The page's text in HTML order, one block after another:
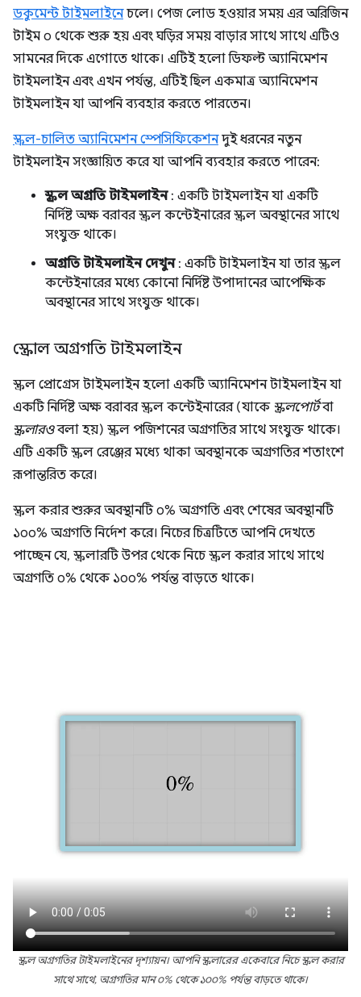
ডকুমেন্ট টাইমলাইনেচলে। পেজ লোড হওয়ার সময় এর অরিজিন
টাইম ০ থেকে শুরু হয় এবং ঘড়ির সময় বাড়ার সাথে সাথে এটিও
সামনের দিকে এগোতে থাকে। এটিই হলো ডিফল্ট অ্যানিমেশন
টাইমলাইন এবং এখন পর্যন্ত, এটিই ছিল একমাত্র অ্যানিমেশন
টাইমলাইন যা আপনি ব্যবহার করতে পারতেন।
স্ক্রল-চালিত অ্যানিমেশন স্পেসিফিকেশনদুই ধরনের নতুন
টাইমলাইন সংজ্ঞায়িত করে যা আপনি ব্যবহার করতে পারেন:
স্ক্রল অগ্রগতি টাইমলাইন: একটি টাইমলাইন যা একটি
নির্দিষ্ট অক্ষ বরাবর স্ক্রল কন্টেইনারের স্ক্রল অবস্থানের সাথে
সংযুক্ত থাকে।
অগ্রগতি টাইমলাইন দেখুন: একটি টাইমলাইন যা তার স্ক্রল
কন্টেইনারের মধ্যে কোনো নির্দিষ্ট উপাদানের আপেক্ষিক
অবস্থানের সাথে সংযুক্ত থাকে।
স্ক্রোল অগ্রগতি টাইমলাইন
স্ক্রল প্রোগ্রেস টাইমলাইন হলো একটি অ্যানিমেশন টাইমলাইন যা
একটি নির্দিষ্ট অক্ষ বরাবর স্ক্রল কন্টেইনারের (যাকে স্ক্রলপোর্টবা
স্ক্রলারওবলা হয়) স্ক্রল পজিশনের অগ্রগতির সাথে সংযুক্ত থাকে।
এটি একটি স্ক্রল রেঞ্জের মধ্যে থাকা অবস্থানকে অগ্রগতির শতাংশে
রূপান্তরিত করে।
স্ক্রল করার শুরুর অবস্থানটি ০% অগ্রগতি এবং শেষের অবস্থানটি
১০০% অগ্রগতি নির্দেশ করে। নিচের চিত্রটিতে আপনি দেখতে
পাচ্ছেন যে, স্ক্রলারটি উপর থেকে নিচে স্ক্রল করার সাথে সাথে
অগ্রগতি ০% থেকে ১০০% পর্যন্ত বাড়তে থাকে।
স্ক্রল অগ্রগতির টাইমলাইনের দৃশ্যায়ন। আপনি স্ক্রলারের একেবারে নিচে স্ক্রল করার
সাথে সাথে, অগ্রগতির মান ০% থেকে ১০০% পর্যন্ত বাড়তে থাকে।